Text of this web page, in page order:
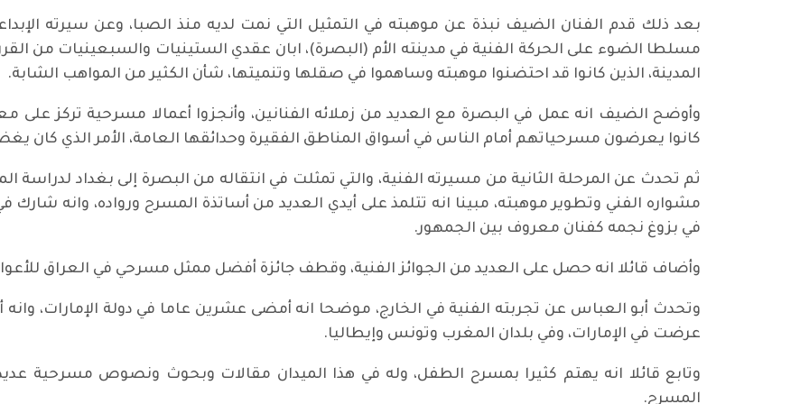
بعد ذلك قدم الفنان الضيف نبذة عن موهبته في التمثيل التي نمت لديه منذ الصبا، وعن سيرته
مسلطا الضوء على الحركة الفنية في مدينته الأم (البصرة)، ابان عقدي الستينيات والسبعينيات من
المدينة، الذين كانوا قد احتضنوا موهبته وساهموا في صقلها وتنميتها، شأن الكثير من المواهب الشابة.
وأوضح الضيف انه عمل في البصرة مع العديد من زملائه الفنانين، وأنجزوا أعمالا مسرحية تركز على
كانوا يعرضون مسرحياتهم أمام الناس في أسواق المناطق الفقيرة وحدائقها العامة، الأمر الذي كان
ثم تحدث عن المرحلة الثانية من مسيرته الفنية، والتي تمثلت في انتقاله من البصرة إلى بغداد لدراسة
مشواره الفني وتطوير موهبته، مبينا انه تتلمذ على أيدي العديد من أساتذة المسرح ورواده، وانه
في بزوغ نجمه كفنان معروف بين الجمهور.
وأضاف قائلا انه حصل على العديد من الجوائز الفنية، وقطف جائزة أفضل ممثل مسرحي في العراق للأعوام 1982 و1985 و1986
وتحدث أبو العباس عن تجربته الفنية في الخارج، موضحا انه أمضى عشرين عاما في دولة الإمارات،
عرضت في الإمارات، وفي بلدان المغرب وتونس وإيطاليا.
المسرح.